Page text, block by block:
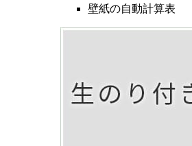
壁紙の自動計算表